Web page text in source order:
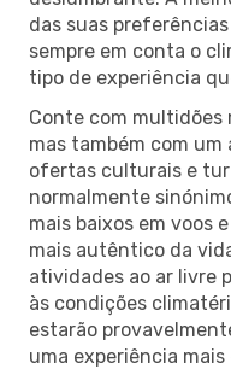
das suas
sempre em conta o
tipo de experiência
Conte com multidões
mas também com
ofertas culturais e
normalmente
mais baixos em voos
mais autêntico da
atividades ao ar livre
às condições
estarão
uma experiência